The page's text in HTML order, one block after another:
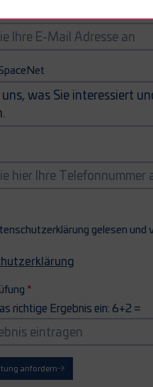
gelesen und
richtige Ergebnis ein: 6+2 =
anfordern